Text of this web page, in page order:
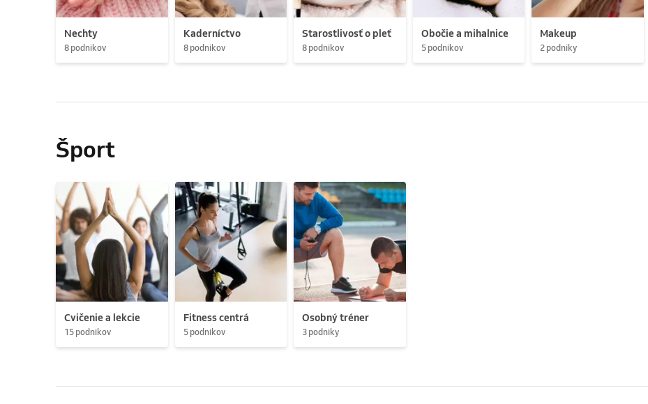
Nechty
8 podnikov
Kaderníctvo
8 podnikov
Starostlivosť o pleť
8 podnikov
Obočie a mihalnice
5 podnikov
Makeup
2 podniky
Šport
Cvičenie a lekcie
15 podnikov
Fitness centrá
5 podnikov
Osobný tréner
3 podniky